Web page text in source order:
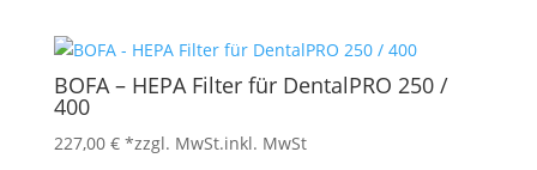
BOFA – HEPA Filter für DentalPRO 250 /
400
227,00 € *zzgl. MwSt.inkl. MwSt